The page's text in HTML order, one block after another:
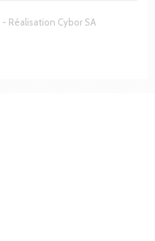
Réalisation Cybor SA